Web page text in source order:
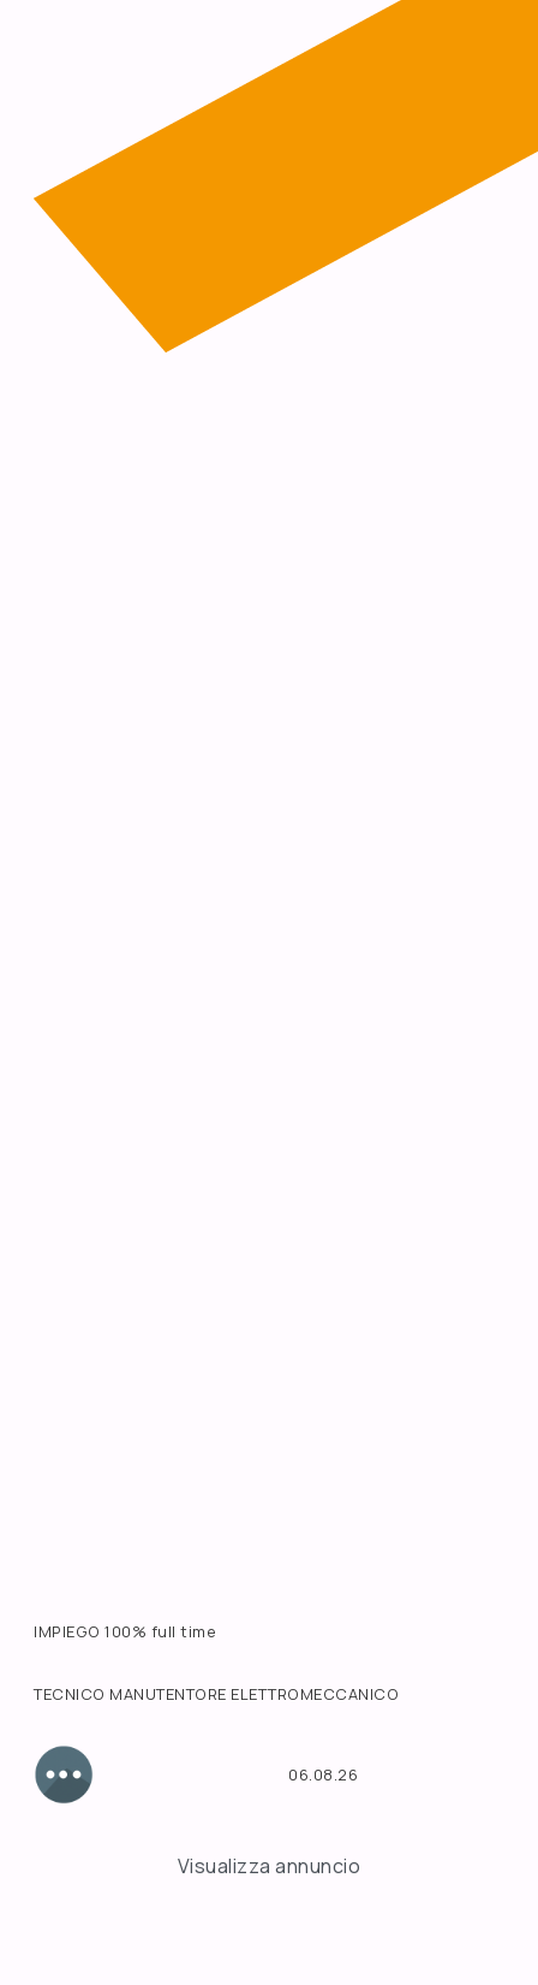
IMPIEGO 100% full time
TECNICO MANUTENTORE ELETTROMECCANICO
06.08.26
Visualizza annuncio